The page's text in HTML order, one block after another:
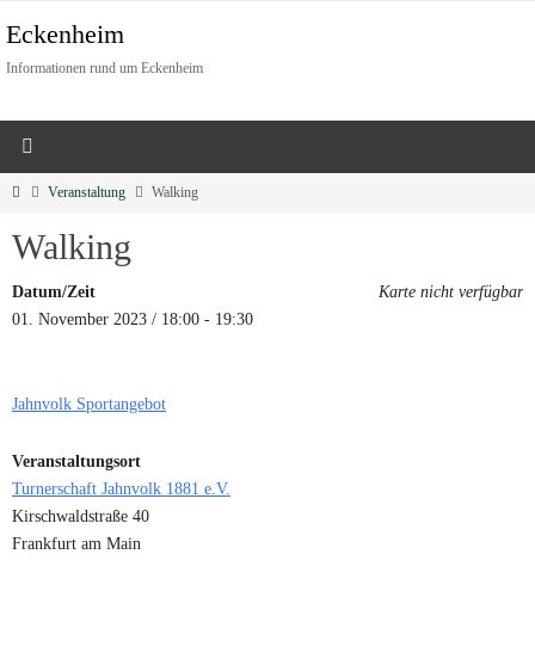
Eckenheim
Informationen rund um Eckenheim
Veranstaltung Walking
Walking
Karte nicht verfügbar
Datum/Zeit
01. November 2023 / 18:00 - 19:30
Jahnvolk Sportangebot
Veranstaltungsort
Turnerschaft Jahnvolk 1881 e.V.
Kirschwaldstraße 40
Frankfurt am Main